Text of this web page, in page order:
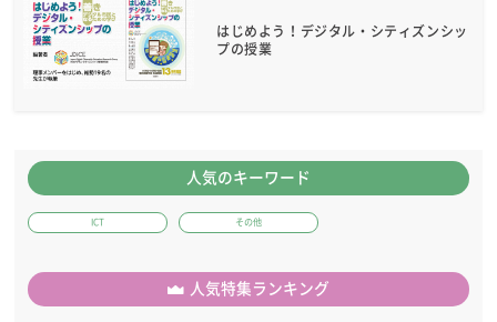
はじめよう！デジタル・シティズンシッ
プの授業
人気のキーワード
ICT その他
人気特集ランキング